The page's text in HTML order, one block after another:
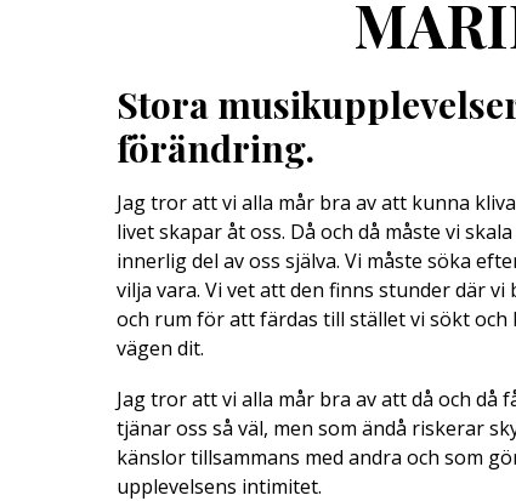
Stora
förändring.
Jag tror att vi alla mår bra av att kunna
livet skapar åt oss. Då och då måste vi
innerlig del av oss själva. Vi måste söka
vilja vara. Vi vet att den finns stunder där
och rum för att färdas till stället vi sökt
vägen dit.
Jag tror att vi alla mår bra av att då och då
tjänar oss så väl, men som ändå riskerar
känslor tillsammans med andra och som
upplevelsens intimitet.